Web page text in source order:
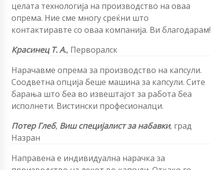
целата технологија на производство на оваа
опрема. Ние сме многу среќни што
контактиравте со оваа компанија. Ви благодарам!
Красинец Т. А., Перворалск
Нарачавме опрема за производство на капсули.
Соодветна опција беше машина за капсули. Сите
барања што беа во извештајот за работа беа
исполнети. Вистински професионалци.
Потер Глеб, Виш специјалист за набавки, град
Назран
Направена е индивидуална нарачка за